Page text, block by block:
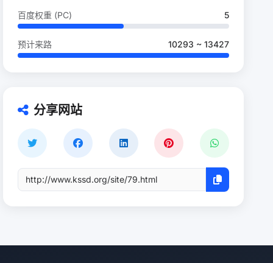
百度权重 (PC) 5
预计来路 10293 ~ 13427
分享网站